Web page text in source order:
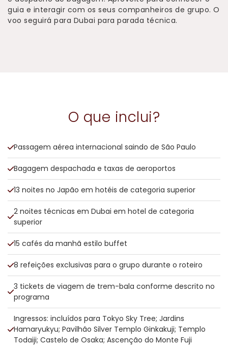
guia e interagir com os seus companheiros de grupo. O
voo seguirá para Dubai para parada técnica.
O que inclui?
Passagem aérea internacional saindo de São Paulo
Bagagem despachada e taxas de aeroportos
13 noites no Japão em hotéis de categoria superior
2 noites técnicas em Dubai em hotel de categoria
superior
15 cafés da manhã estilo buffet
8 refeições exclusivas para o grupo durante o roteiro
3 tickets de viagem de trem-bala conforme descrito no
programa
Ingressos: incluídos para Tokyo Sky Tree; Jardins
Hamaryukyu; Pavilhão Silver Templo Ginkakuji; Templo
Todaiji; Castelo de Osaka; Ascenção do Monte Fuji